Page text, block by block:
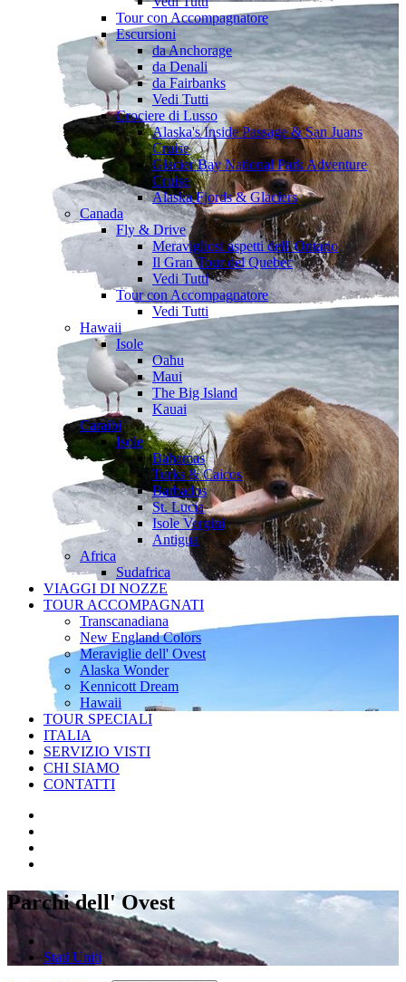
Tour con Accompagnatore
Escursioni
da Anchorage
da Denali
da Fairbanks
Vedi Tutti
Crociere di Lusso
Alaska's Inside Passage & San Juans
Cruise
Glacier Bay National Park Adventure
Cruise
Alaska Fjords & Glaciers
Canada
Fly & Drive
Meravigliosi aspetti dell' Ontario
Il Gran Tour del Quebec
Vedi Tutti
Tour con Accompagnatore
Vedi Tutti
Hawaii
Isole
Oahu
Maui
The Big Island
Kauai
Caraibi
Isole
Bahamas
Turks & Caicos
Barbados
St. Lucia
Isole Vergini
Antigua
Africa
Sudafrica
VIAGGI DI NOZZE
TOUR ACCOMPAGNATI
Transcanadiana
New England Colors
Meraviglie dell' Ovest
Alaska Wonder
Kennicott Dream
Hawaii
TOUR SPECIALI
ITALIA
SERVIZIO VISTI
CHI SIAMO
CONTATTI
Parchi dell' Ovest
Stati Uniti